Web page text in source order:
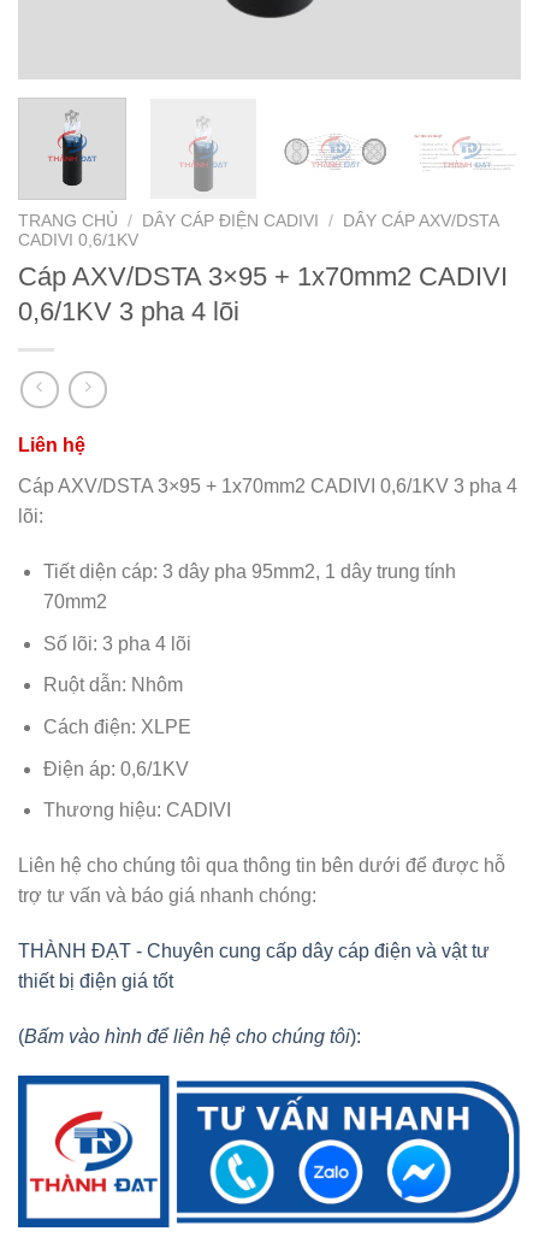
TRANG CHỦ / DÂY CÁP ĐIỆN CADIVI /
DÂY CÁP AXV/DSTA
CADIVI 0,6/1KV
Cáp AXV/DSTA 3×95 + 1x70mm2 CADIVI
0,6/1KV 3 pha 4 lõi
Cáp AXV/DSTA 3×95 + 1x70mm2 CADIVI 0,6/1KV 3 pha 4
lõi:
Tiết diện cáp: 3 dây pha 95mm2, 1 dây trung tính
70mm2
Số lõi: 3 pha 4 lõi
Ruột dẫn: Nhôm
Cách điện: XLPE
Điện áp: 0,6/1KV
Thương hiệu: CADIVI
Liên hệ cho chúng tôi qua thông tin bên dưới để được hỗ
trợ tư vấn và báo giá nhanh chóng:
THÀNH ĐẠT - Chuyên cung cấp dây cáp điện và vật tư
thiết bị điện giá tốt
(Bấm vào hình để liên hệ cho chúng tôi):